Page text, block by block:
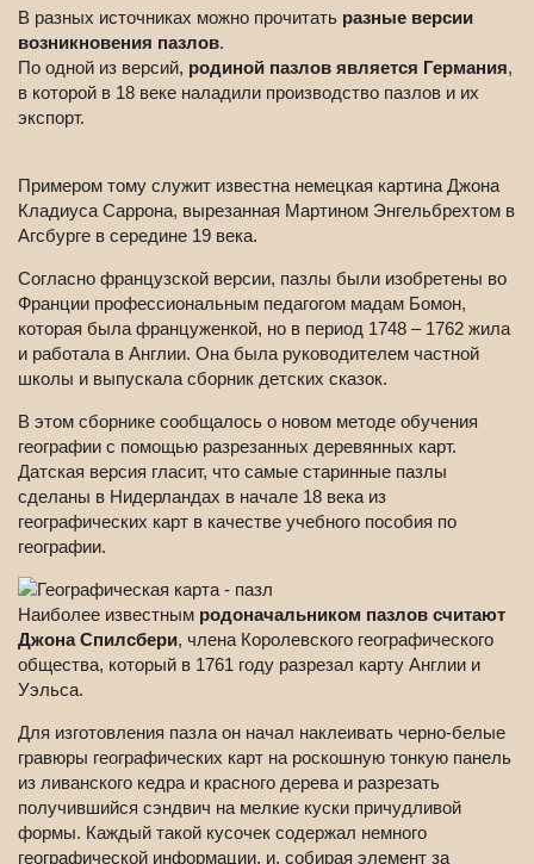
В разных источниках можно прочитать разные версии
возникновения пазлов.
По одной из версий, родиной пазлов является Германия,
в которой в 18 веке наладили производство пазлов и их
экспорт.
Примером тому служит известна немецкая картина Джона
Кладиуса Саррона, вырезанная Мартином Энгельбрехтом в
Агсбурге в середине 19 века.
Согласно французской версии, пазлы были изобретены во
Франции профессиональным педагогом мадам Бомон,
которая была француженкой, но в период 1748 – 1762 жила
и работала в Англии. Она была руководителем частной
школы и выпускала сборник детских сказок.
В этом сборнике сообщалось о новом методе обучения
географии с помощью разрезанных деревянных карт.
Датская версия гласит, что самые старинные пазлы
сделаны в Нидерландах в начале 18 века из
географических карт в качестве учебного пособия по
географии.
Наиболее известным родоначальником пазлов считают
Джона Спилсбери, члена Королевского географического
общества, который в 1761 году разрезал карту Англии и
Уэльса.
Для изготовления пазла он начал наклеивать черно-белые
гравюры географических карт на роскошную тонкую панель
из ливанского кедра и красного дерева и разрезать
получившийся сэндвич на мелкие куски причудливой
формы. Каждый такой кусочек содержал немного
географической информации, и, собирая элемент за